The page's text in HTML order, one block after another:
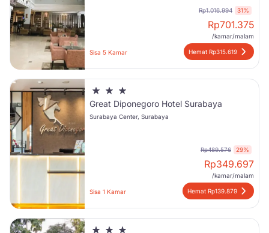
Rp1.016.994 31%
Rp701.375
/kamar/malam
Sisa 5 Kamar Hemat Rp315.619
Great Diponegoro Hotel Surabaya
Surabaya Center, Surabaya
Rp489.576 29%
Rp349.697
/kamar/malam
Sisa 1 Kamar Hemat Rp139.879